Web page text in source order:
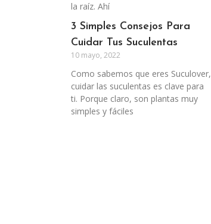
la raíz. Ahí
3 Simples Consejos Para
Cuidar Tus Suculentas
10 mayo, 2022
Como sabemos que eres Suculover,
cuidar las suculentas es clave para
ti. Porque claro, son plantas muy
simples y fáciles